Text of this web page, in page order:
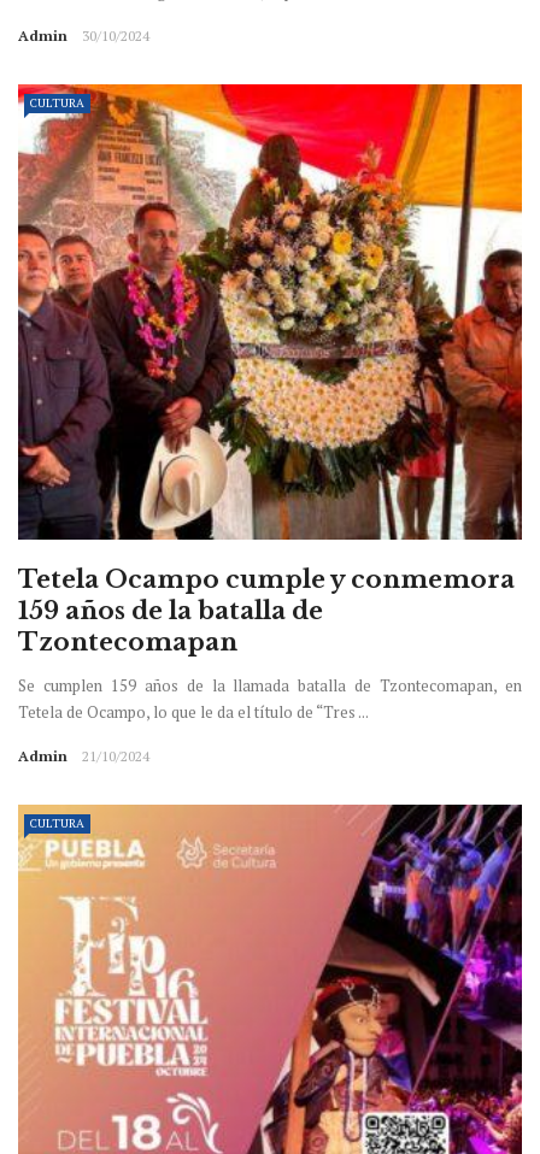
Admin 30/10/2024
CULTURA
Tetela Ocampo cumple y conmemora
159 años de la batalla de
Tzontecomapan
Se cumplen 159 años de la llamada batalla de Tzontecomapan, en
Tetela de Ocampo, lo que le da el título de “Tres ...
Admin 21/10/2024
CULTURA